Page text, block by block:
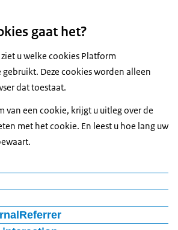
gaat het?
u welke cookies Platform
Deze cookies worden alleen
dat toestaat.
van een cookie, krijgt u uitleg over de
met het cookie. En leest u hoe lang uw
onderscheiden van bezoekers met een
Hiermee stellen we vast of het om een
bij welke webpagina’s de bezoeker